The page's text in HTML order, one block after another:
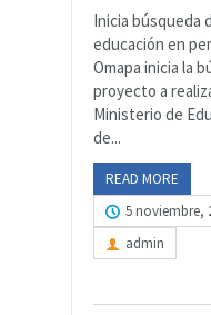
Inicia búsqueda
educación en
Omapa inicia la
proyecto a
Ministerio de
de...
READ MORE
5 noviembre,
admin